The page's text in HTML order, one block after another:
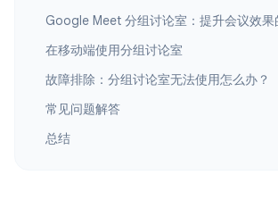
Google Meet 分组讨论室：提升会议效果
在移动端使用分组讨论室
故障排除：分组讨论室无法使用怎么办？
常见问题解答
总结